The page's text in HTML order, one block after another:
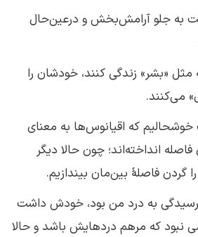
به جلو آرامش‌بخش و درعین‌حال
«بشر» زندگی کنند، خودشان را
می‌کنند.
خوشحالیم که اقیانوس‌ها به معنای
انداخته‌اند؛ چون حالا دیگر
گردن فاصلهٔ بین‌مان بیندازیم.
به درد من بود، خودش داشت
که مرهم دردهایش باشد و حالا